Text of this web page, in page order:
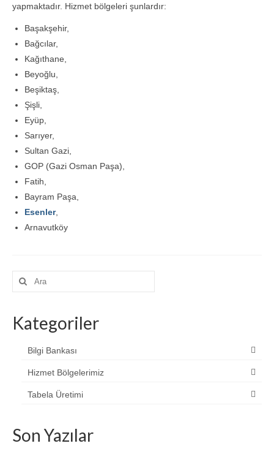
yapmaktadır. Hizmet bölgeleri şunlardır:
Başakşehir,
Bağcılar,
Kağıthane,
Beyoğlu,
Beşiktaş,
Şişli,
Eyüp,
Sarıyer,
Sultan Gazi,
GOP (Gazi Osman Paşa),
Fatih,
Bayram Paşa,
Esenler,
Arnavutköy
Şunu
ara:
Kategoriler
Bilgi Bankası
Hizmet Bölgelerimiz
Tabela Üretimi
Son Yazılar